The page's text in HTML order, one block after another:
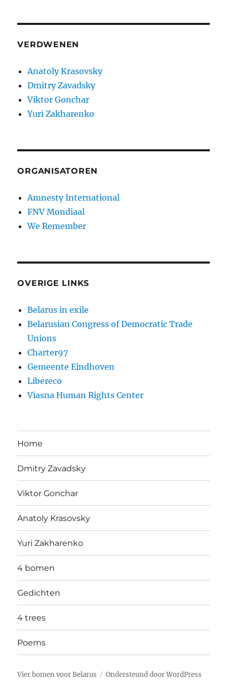
VERDWENEN
Anatoly Krasovsky
Dmitry Zavadsky
Viktor Gonchar
Yuri Zakharenko
ORGANISATOREN
Amnesty International
FNV Mondiaal
We Remember
OVERIGE LINKS
Belarus in exile
Belarusian Congress of Democratic Trade
Unions
Charter97
Gemeente Eindhoven
Libereco
Viasna Human Rights Center
Home
Dmitry Zavadsky
Viktor Gonchar
Anatoly Krasovsky
Yuri Zakharenko
4 bomen
Gedichten
4 trees
Poems
Vier bomen voor Belarus Ondersteund door WordPress